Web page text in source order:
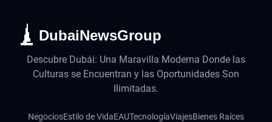
DubaiNewsGroup
Descubre Dubái: Una Maravilla Moderna Donde las
Culturas se Encuentran y las Oportunidades Son
Ilimitadas.
NegociosEstilo de VidaEAUTecnologíaViajesBienes Raíces